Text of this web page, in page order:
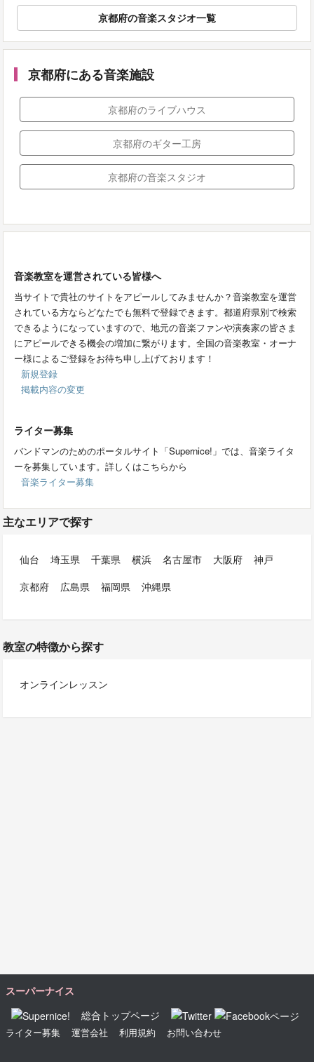
京都府の音楽スタジオ一覧
京都府にある音楽施設
京都府のライブハウス
京都府のギター工房
京都府の音楽スタジオ
音楽教室を運営されている皆様へ
当サイトで貴社のサイトをアピールしてみませんか？音楽教室を運営
されている方ならどなたでも無料で登録できます。都道府県別で検索
できるようになっていますので、地元の音楽ファンや演奏家の皆さま
にアピールできる機会の増加に繋がります。全国の音楽教室・オーナ
ー様によるご登録をお待ち申し上げております！
新規登録
掲載内容の変更
ライター募集
バンドマンのためのポータルサイト「Supernice!」では、音楽ライタ
ーを募集しています。詳しくはこちらから
音楽ライター募集
主なエリアで探す
仙台 埼玉県 千葉県 横浜 名古屋市 大阪府
神戸
京都府
広島県 福岡県 沖縄県
教室の特徴から探す
オンラインレッスン
スーパーナイス
総合トップページ
ライター募集 運営会社 利用規約 お問い合わせ